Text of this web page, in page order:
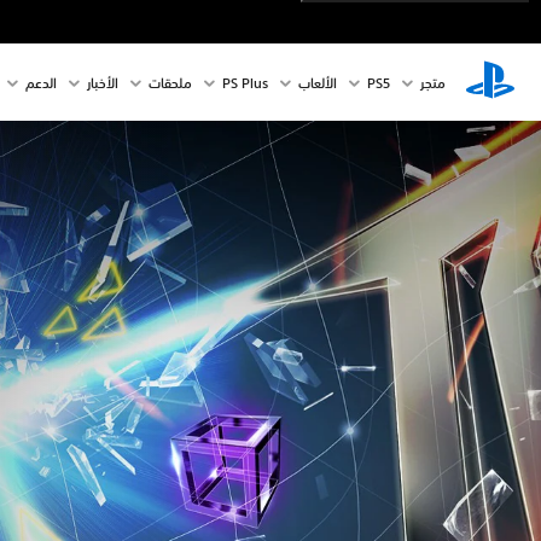
متجر PS5‏ الألعاب PS Plus ملحقات الأخبار الدعم